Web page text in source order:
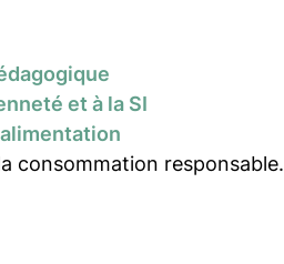
et à la SI
consommation responsable.